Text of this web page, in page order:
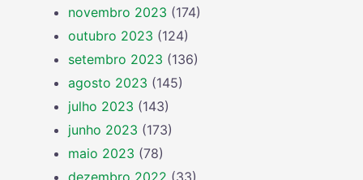
novembro 2023 (174)
outubro 2023 (124)
setembro 2023 (136)
agosto 2023 (145)
julho 2023 (143)
junho 2023 (173)
maio 2023 (78)
dezembro 2022 (33)